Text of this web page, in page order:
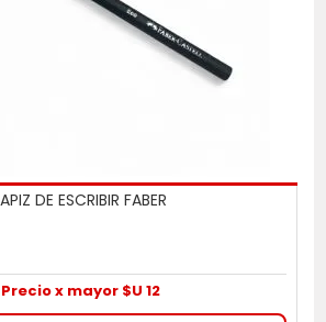
DE ESCRIBIR FABER
Precio x mayor $U 12